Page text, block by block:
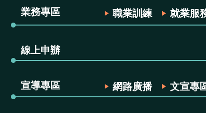
業務專區 職業訓練 就業服
線上申辦
宣導專區 網路廣播 文宣專